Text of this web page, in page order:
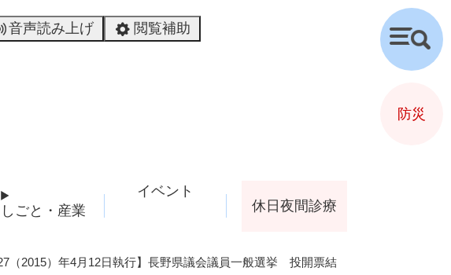
音声読み上げ 閲覧補助
しごと・産業
イベント
休日夜間診療
27（2015）年4月12日執行】長野県議会議員一般選挙 投開票結
検
索
防災